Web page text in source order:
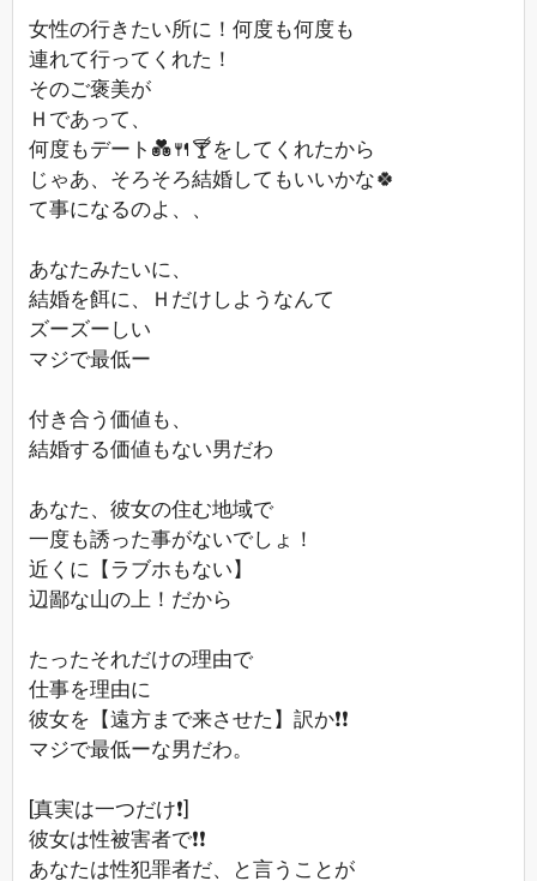
女性の行きたい所に！何度も何度も
連れて行ってくれた！
そのご褒美が
Ｈであって、
何度もデート💑🍴🍸をしてくれたから
じゃあ、そろそろ結婚してもいいかな🍀
て事になるのよ、、
あなたみたいに、
結婚を餌に、Ｈだけしようなんて
ズーズーしい
マジで最低ー
付き合う価値も、
結婚する価値もない男だわ
あなた、彼女の住む地域で
一度も誘った事がないでしょ！
近くに【ラブホもない】
辺鄙な山の上！だから
たったそれだけの理由で
仕事を理由に
彼女を【遠方まで来させた】訳か❗❗
マジで最低ーな男だわ。
[真実は一つだけ❗]
彼女は性被害者で❗❗
あなたは性犯罪者だ、と言うことが